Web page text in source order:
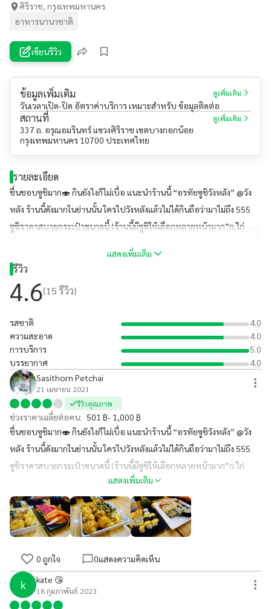
ศิริราช, กรุงเทพมหานคร
อาหารนานาชาติ
เขียนรีวิว
ข้อมูลเพิ่มเติม ดูเพิ่มเติม
วันเวลาเปิด-ปิด อัตราค่าบริการ เหมาะสำหรับ ข้อมูลติดต่อ
สถานที่ ดูเพิ่มเติม
337 ถ. อรุณอมรินทร์ แขวงศิริราช เขตบางกอกน้อย
กรุงเทพมหานคร 10700 ประเทศไทย
รายละเอียด
ชื่นชอบซูชิมาก🍣 กินยังไงก็ไม่เบื่อ แนะนำร้านนี้ “อรทัยซูชิวังหลัง” @วัง
หลัง ร้านนี้ดังมากในย่านนั้น ใครไปวังหลังแล้วไม่ได้กินถือว่ามาไม่ถึง 555
ซูชิราคาสบายกระเป๋าขนาดนี้ (ร้านนี้มีซูชิให้เลือกหลายหน้ามาก”ก.ไก่
ร้านนี้มี Delivery ด้วยนะ หรือจะซื้อกลับบ้านก็ได้ รอไม่นานเพราะร้านนี้ทำ
เร็ว #อร่อยต้องไปลอง 🥰
แสดงเพิ่มเติม
รีวิว
4.6(15 รีวิว)
รสชาติ
4.0
ความสะอาด
4.0
การบริการ
5.0
บรรยากาศ
4.0
Sasithorn Petchai
21 เมษายน 2021
รีวิวคุณภาพ
ช่วงราคาเฉลี่ยต่อคน: 501 ฿- 1,000 ฿
ชื่นชอบซูชิมาก🍣 กินยังไงก็ไม่เบื่อ แนะนำร้านนี้ “อรทัยซูชิวังหลัง” @วัง
หลัง ร้านนี้ดังมากในย่านนั้น ใครไปวังหลังแล้วไม่ได้กินถือว่ามาไม่ถึง 555
ซูชิราคาสบายกระเป๋าขนาดนี้ (ร้านนี้มีซูชิให้เลือกหลายหน้ามาก”ก.ไก่
เยอะๆ”) ต้องจัดหนักจัดสักถาดก็ยังไหว(น่าจะต้องได้กินกับเพื่อนอ่ะนะ☺️)
ร้านนี้มี Delivery ด้วยนะ หรือจะซื้อกลับบ้านก็ได้ รอไม่นานเพราะร้านนี้ทำ
เร็ว #อร่อยต้องไปลอง 🥰
แสดงเพิ่มเติม
0 ถูกใจ 0แสดงความคิดเห็น
k kate 😘
18 กุมภาพันธ์ 2023